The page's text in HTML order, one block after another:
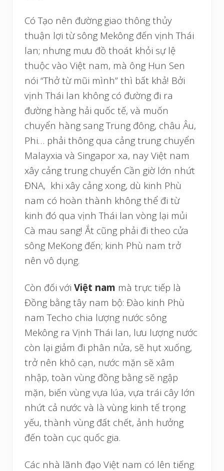
Có Tạo nên đường giao thông thủy
thuận lợi từ sông Mekông đến vịnh Thái
lan; nhưng mưu đồ thoát khỏi sự lệ
thuộc vào Việt nam, mà ông Hun Sen
nói “Thở từ mũi mình” thì bất khả! Bởi
vịnh Thái lan không có đường đi ra
đường hàng hải quốc tế, và muốn
chuyển hàng sang Trung đông, châu Âu,
Phi… phải thông qua cảng trung chuyển
Malayxia và Singapor xa, nay Việt nam
xây cảng trung chuyển Cần giờ lớn nhứt
ĐNA, khi xây cảng xong, dù kinh Phù
nam có hoàn thành không thể đi từ
kinh đó qua vịnh Thái lan vòng lại mủi
Cà mau sang! Ắt cũng phải đi theo cửa
sông MeKong đến; kinh Phù nam trở
nên vô dụng.
Còn đối với Việt nam mà trực tiếp là
Đồng bằng tây nam bộ: Đào kinh Phù
nam Techo chia lượng nước sông
Mekông ra Vịnh Thái lan, lưu lượng nước
còn lại giảm đi phân nửa, sẽ hụt xuống,
trở nên khô cạn, nước mặn sẽ xâm
nhập, toàn vùng đồng bằng sẽ ngập
mặn, biến vùng vựa lúa, vựa trái cây lớn
nhứt cả nước và là vùng kinh tế trọng
yếu, thành vùng đất chết, ảnh hưởng
đến toàn cục quốc gia.
Các nhà lãnh đạo Việt nam có lên tiếng